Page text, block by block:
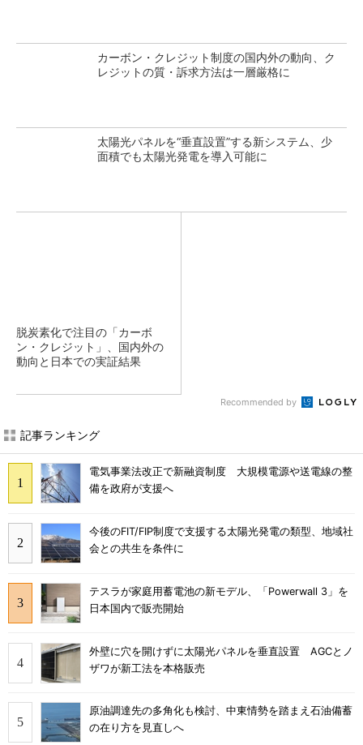
カーボン・クレジット制度の国内外の動向、ク
レジットの質・訴求方法は一層厳格に
太陽光パネルを“垂直設置”する新システム、少
面積でも太陽光発電を導入可能に
脱炭素化で注目の「カーボ
ン・クレジット」、国内外の
動向と日本での実証結果
Recommended by
記事ランキング
電気事業法改正で新融資制度 大規模電源や送電線の整
備を政府が支援へ
今後のFIT/FIP制度で支援する太陽光発電の類型、地域社
会との共生を条件に
テスラが家庭用蓄電池の新モデル、「Powerwall 3」を
日本国内で販売開始
外壁に穴を開けずに太陽光パネルを垂直設置 AGCとノ
ザワが新工法を本格販売
原油調達先の多角化も検討、中東情勢を踏まえ石油備蓄
の在り方を見直しへ